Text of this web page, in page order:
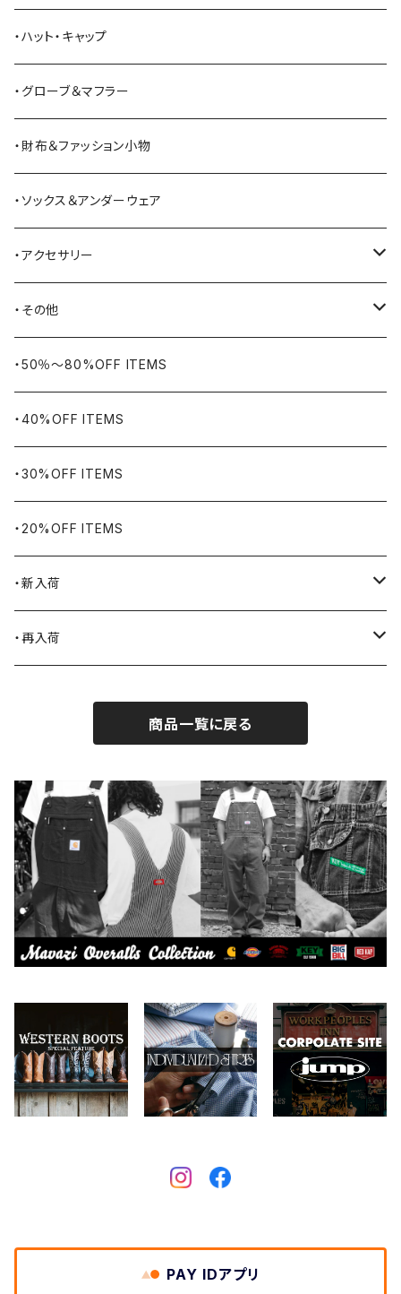
Bass Pro Shops
BATTLE LAKE
Barbour
BAYSIDE
BELSTAFF
BIG BILL
WORKERS BIGDAY
BHADUR
Bills KHAKIS
BLUCO
Blundstone
BLACK JACK BOOTS
BY ROBERT JAMES
CAMBER
Carhartt
Collonil
CONVERSE
Crescent Down Works
カーディガン
パーカー
ツナギ
ジャージ・スウェット
ハーフパンツ・ショートパンツ
リュック・バックパック
ボストンバッグ・ダッフルバッグ
ヒップバッグ・ファニーパック
ブリーフケース
ツールバッグ
スニーカー
サンダル
その他シューズ
シュー用品
・ハット・キャップ
・グローブ＆マフラー
・財布＆ファッション小物
・ソックス＆アンダーウェア
・アクセサリー
バングル・ブレスレット
リング
ネックレス・ペンダント
ピンズ・ブローチ
腕時計
・その他
ヴィンテージ
アウトドア用品
ナバホラグ・ビンテージラグ
ブランケット
食品
ライター
エプロン
バイク用品
ケア用品
本、写真集
・50％〜80%OFF ITEMS
・40%OFF ITEMS
・30%OFF ITEMS
・20%OFF ITEMS
・新入荷
2026.7.31
2026.7.6
2026.6.29
・再入荷
2026.7.30
2026.7.23
2026.6.27
商品一覧に戻る
PAY IDアプリ